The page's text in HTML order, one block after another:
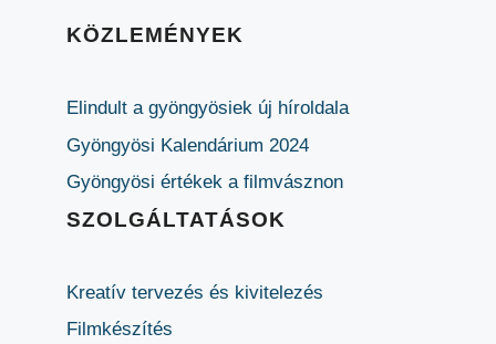
KÖZLEMÉNYEK
Elindult a gyöngyösiek új híroldala
Gyöngyösi Kalendárium 2024
Gyöngyösi értékek a filmvásznon
SZOLGÁLTATÁSOK
Kreatív tervezés és kivitelezés
Filmkészítés